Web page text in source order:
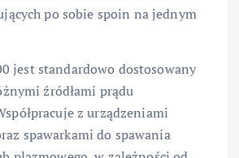
po sobie spoin na jednym
jest standardowo dostosowany
źródłami prądu
z urządzeniami
spawarkami do spawania